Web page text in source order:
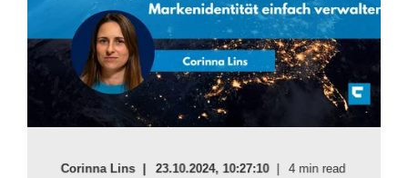
Corinna Lins 23.10.2024, 10:27:10 4 min read